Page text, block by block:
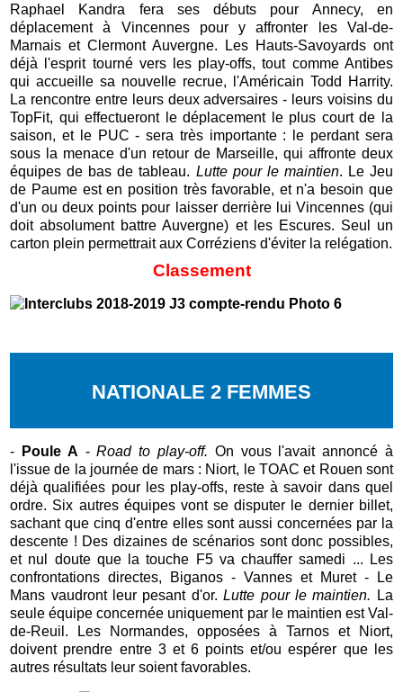
Raphael Kandra fera ses débuts pour Annecy, en
déplacement à Vincennes pour y affronter les Val-de-
Marnais et Clermont Auvergne. Les Hauts-Savoyards ont
déjà l'esprit tourné vers les play-offs, tout comme Antibes
qui accueille sa nouvelle recrue, l'Américain Todd Harrity.
La rencontre entre leurs deux adversaires - leurs voisins du
TopFit, qui effectueront le déplacement le plus court de la
saison, et le PUC - sera très importante : le perdant sera
sous la menace d'un retour de Marseille, qui affronte deux
équipes de bas de tableau. Lutte pour le maintien. Le Jeu
de Paume est en position très favorable, et n'a besoin que
d'un ou deux points pour laisser derrière lui Vincennes (qui
doit absolument battre Auvergne) et les Escures. Seul un
carton plein permettrait aux Corréziens d'éviter la relégation.
Classement
NATIONALE 2 FEMMES
- Poule A -Road to play-off. On vous l'avait annoncé à
l'issue de la journée de mars : Niort, le TOAC et Rouen sont
déjà qualifiées pour les play-offs, reste à savoir dans quel
ordre. Six autres équipes vont se disputer le dernier billet,
sachant que cinq d'entre elles sont aussi concernées par la
descente ! Des dizaines de scénarios sont donc possibles,
et nul doute que la touche F5 va chauffer samedi ... Les
confrontations directes, Biganos - Vannes et Muret - Le
Mans vaudront leur pesant d'or.Lutte pour le maintien. La
seule équipe concernée uniquement par le maintien est Val-
de-Reuil. Les Normandes, opposées à Tarnos et Niort,
doivent prendre entre 3 et 6 points et/ou espérer que les
autres résultats leur soient favorables.